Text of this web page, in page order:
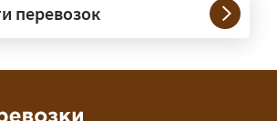
Потребность в машинах
зависит от габаритов
это определяется
перевозок